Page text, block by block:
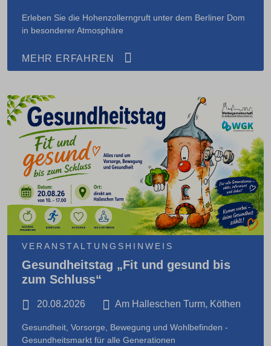
Erleben Sie die Hohenzollerngruft unter dem Berliner Dom
in besonderer Atmosphäre
MEHR ERFAHREN
VERANSTALTUNGSHINWEIS
Gesundheitstag „Fit und gesund bis
zum Schluss“
20.08.2026 Am Halleschen Turm, Köthen
Gesundheit, Vorsorge, Bewegung und Wohlbefinden -
Gesundheitsmarkt für alle Generationen